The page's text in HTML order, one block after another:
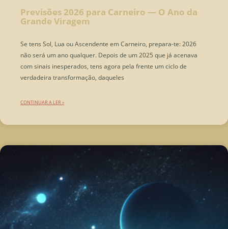
Previsões 2026 para Carneiro — O Ano da
Grande Viragem
Se tens Sol, Lua ou Ascendente em Carneiro, prepara-te: 2026
não será um ano qualquer. Depois de um 2025 que já acenava
com sinais inesperados, tens agora pela frente um ciclo de
verdadeira transformação, daqueles
CONTINUAR A LER »